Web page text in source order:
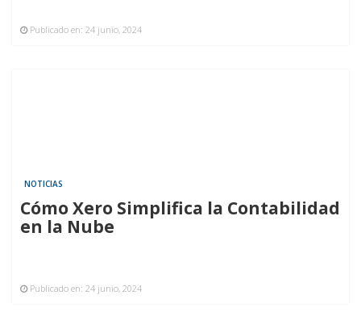
Publicado en: 24 junio, 2024
NOTICIAS
Cómo Xero Simplifica la Contabilidad
en la Nube
Publicado en: 24 junio, 2024